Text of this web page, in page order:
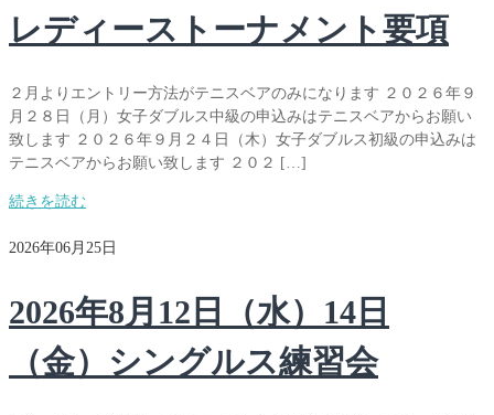
レディーストーナメント要項
２月よりエントリー方法がテニスベアのみになります ２０２６年９
月２８日（月）女子ダブルス中級の申込みはテニスベアからお願い
致します ２０２６年９月２４日（木）女子ダブルス初級の申込みは
テニスベアからお願い致します ２０２ […]
続きを読む
2026年06月25日
2026年8月12日（水）14日
（金）シングルス練習会